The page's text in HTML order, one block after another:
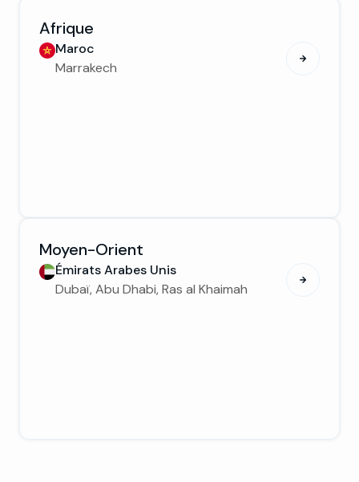
Afrique
Maroc
Marrakech
Moyen-Orient
Émirats Arabes Unis
Dubaï, Abu Dhabi, Ras al Khaimah